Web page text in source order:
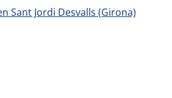
Sant Jordi Desvalls (Girona)